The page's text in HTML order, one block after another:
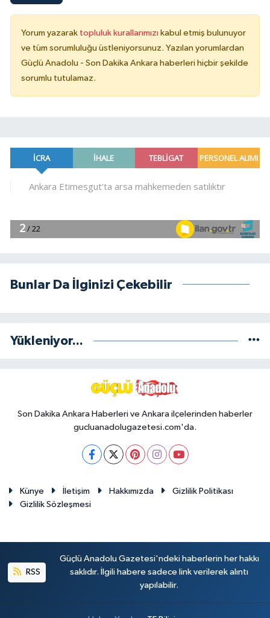
Yorum yazarak topluluk kurallarımızı kabul etmiş bulunuyor
ve tüm sorumluluğu üstleniyorsunuz. Yazılan yorumlardan
Güçlü Anadolu - Son Dakika Ankara haberleri hiçbir şekilde
sorumlu tutulamaz.
Bunlar Da İlginizi Çekebilir
Yükleniyor...
Son Dakika Ankara Haberleri ve Ankara ilçelerinden haberler
gucluanadolugazetesi.com'da.
Künye İletişim Hakkımızda
Gizlilik Politikası
Gizlilik Sözleşmesi
RSS
Güçlü Anadolu Gazetesi'ndeki haberlerin her hakkı
saklıdır. İlgili habere sadece link verilerek alıntı
yapılabilir.